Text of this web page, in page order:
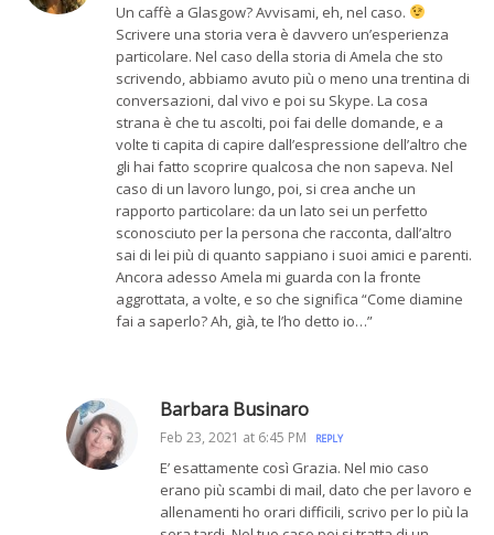
Un caffè a Glasgow? Avvisami, eh, nel caso.
Scrivere una storia vera è davvero un’esperienza
particolare. Nel caso della storia di Amela che sto
scrivendo, abbiamo avuto più o meno una trentina di
conversazioni, dal vivo e poi su Skype. La cosa
strana è che tu ascolti, poi fai delle domande, e a
volte ti capita di capire dall’espressione dell’altro che
gli hai fatto scoprire qualcosa che non sapeva. Nel
caso di un lavoro lungo, poi, si crea anche un
rapporto particolare: da un lato sei un perfetto
sconosciuto per la persona che racconta, dall’altro
sai di lei più di quanto sappiano i suoi amici e parenti.
Ancora adesso Amela mi guarda con la fronte
aggrottata, a volte, e so che significa “Come diamine
fai a saperlo? Ah, già, te l’ho detto io…”
Barbara Businaro
Feb 23, 2021 at 6:45 PM REPLY
E’ esattamente così Grazia. Nel mio caso
erano più scambi di mail, dato che per lavoro e
allenamenti ho orari difficili, scrivo per lo più la